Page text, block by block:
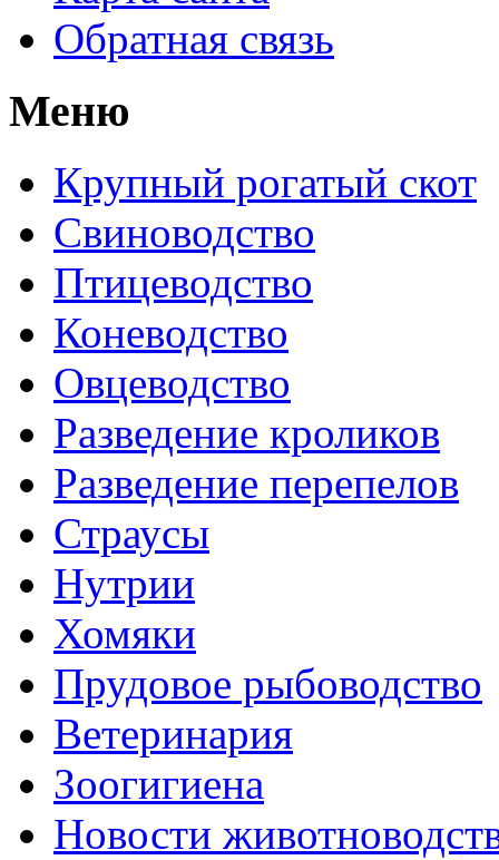
Обратная связь
Меню
Крупный рогатый скот
Свиноводство
Птицеводство
Коневодство
Овцеводство
Разведение кроликов
Разведение перепелов
Страусы
Нутрии
Хомяки
Прудовое рыбоводство
Ветеринария
Зоогигиена
Новости